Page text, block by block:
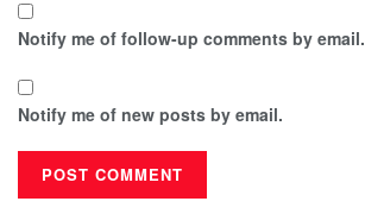
Notify me of follow-up comments by email.
Notify me of new posts by email.